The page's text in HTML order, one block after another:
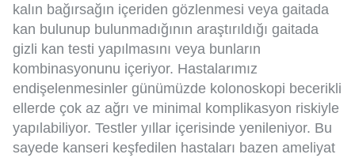
kalın bağırsağın içeriden gözlenmesi veya gaitada
kan bulunup bulunmadığının araştırıldığı gaitada
gizli kan testi yapılmasını veya bunların
kombinasyonunu içeriyor. Hastalarımız
endişelenmesinler günümüzde kolonoskopi becerikli
ellerde çok az ağrı ve minimal komplikasyon riskiyle
yapılabiliyor. Testler yıllar içerisinde yenileniyor. Bu
sayede kanseri keşfedilen hastaları bazen ameliyat